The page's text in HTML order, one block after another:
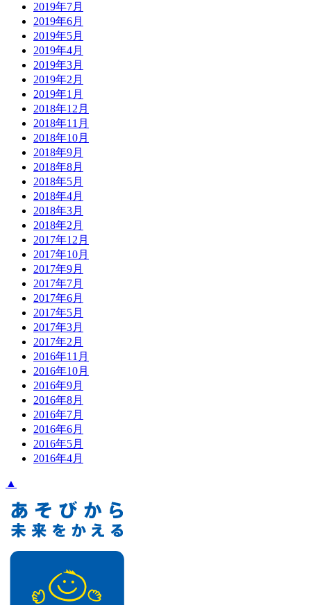
2019年7月
2019年6月
2019年5月
2019年4月
2019年3月
2019年2月
2019年1月
2018年12月
2018年11月
2018年10月
2018年9月
2018年8月
2018年5月
2018年4月
2018年3月
2018年2月
2017年12月
2017年10月
2017年9月
2017年7月
2017年6月
2017年5月
2017年3月
2017年2月
2016年11月
2016年10月
2016年9月
2016年8月
2016年7月
2016年6月
2016年5月
2016年4月
▲